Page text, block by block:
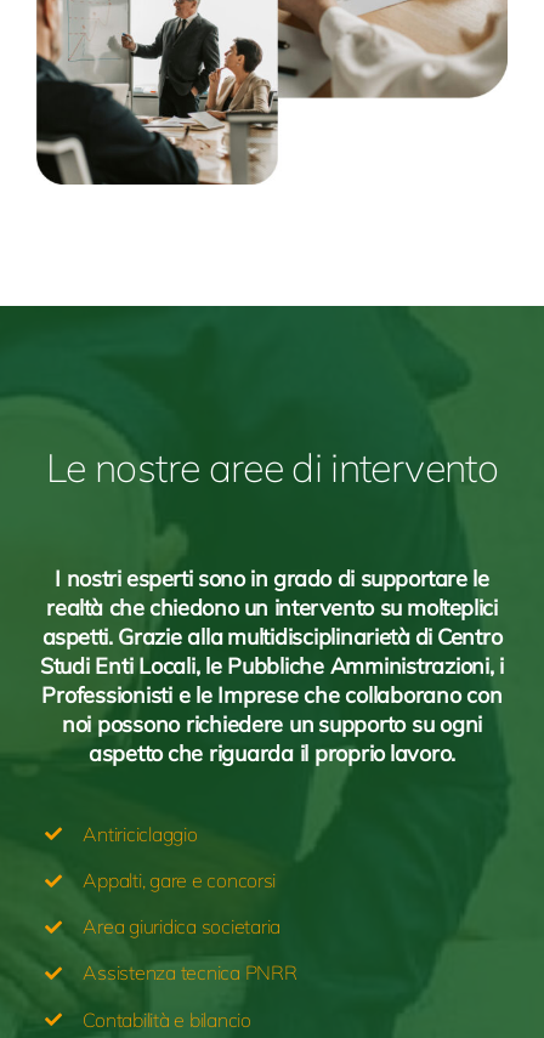
Le nostre areedi intervento
I nostri esperti sono in grado di supportare le
realtà che chiedono un intervento su molteplici
aspetti. Grazie alla multidisciplinarietà di Centro
Studi Enti Locali, le Pubbliche Amministrazioni, i
Professionisti e le Impreseche collaborano con
noi possono richiedere un supporto su ogni
aspetto che riguarda il proprio lavoro.
Antiriciclaggio
Appalti, gare e concorsi
Area giuridica societaria
Assistenza tecnica PNRR
Contabilità e bilancio